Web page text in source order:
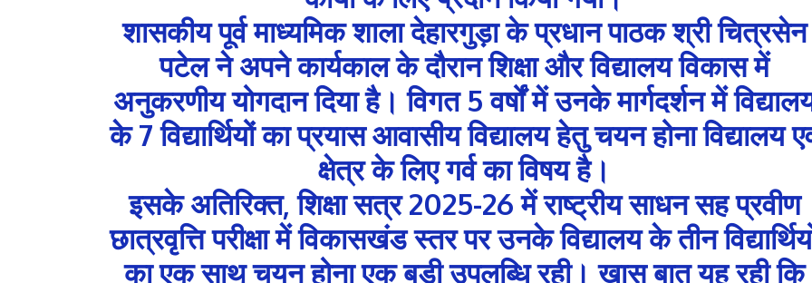
शासकीय पूर्व माध्यमिक शाला देहारगुड़ा के प्रधान पाठक श्री चित्रसेन
पटेल ने अपने कार्यकाल के दौरान शिक्षा और विद्यालय विकास में
अनुकरणीय योगदान दिया है। विगत 5 वर्षों में उनके मार्गदर्शन में
के 7 विद्यार्थियों का प्रयास आवासीय विद्यालय हेतु चयन होना विद्यालय
क्षेत्र के लिए गर्व का विषय है।
इसके अतिरिक्त, शिक्षा सत्र 2025-26 में राष्ट्रीय साधन सह प्रवीण
छात्रवृत्ति परीक्षा में विकासखंड स्तर पर उनके विद्यालय के तीन
का एक साथ चयन होना एक बड़ी उपलब्धि रही। खास बात यह रही कि